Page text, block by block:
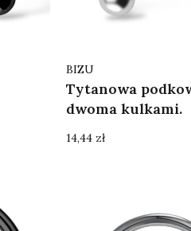
Tytanowa
dwoma kulkami.
Producent
BIZU
Cena
14,44 zł